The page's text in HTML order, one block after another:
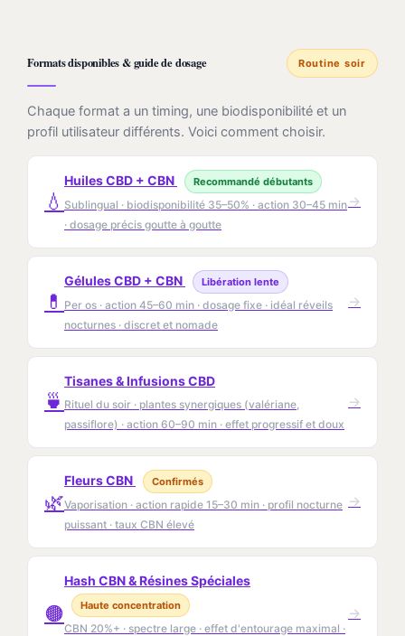
Formats disponibles & guide de dosage Routine soir
Chaque format a un timing, une biodisponibilité et un
profil utilisateur différents. Voici comment choisir.
💧
Huiles CBD + CBN Recommandé débutants
Sublingual · biodisponibilité 35–50% · action 30–45 min
· dosage précis goutte à goutte
→
💊
Gélules CBD + CBN Libération lente
Per os · action 45–60 min · dosage fixe · idéal réveils
nocturnes · discret et nomade
→
🍵
Tisanes & Infusions CBD
Rituel du soir · plantes synergiques (valériane,
passiflore) · action 60–90 min · effet progressif et doux
→
🌿
Fleurs CBN Confirmés
Vaporisation · action rapide 15–30 min · profil nocturne
puissant · taux CBN élevé
→
🟤
Hash CBN & Résines Spéciales
Haute concentration
CBN 20%+ · spectre large · effet d'entourage maximal ·
→